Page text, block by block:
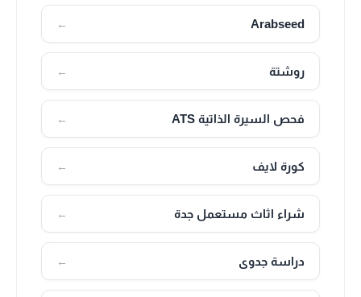
Arabseed
←
روشتة ←
فحص السيرة الذاتية ATS ←
كورة لايف ←
شراء اثاث مستعمل جدة ←
دراسة جدوى ←